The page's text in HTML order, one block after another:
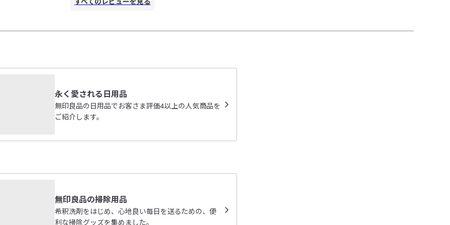
のに時間がかかることと、若干濯ぎ残りがある気がするのが
永く愛される日用品
無印良品の日用品でお客さま評価4以上の人気商品を
ご紹介します。
無印良品の掃除用品
希釈洗剤をはじめ、心地良い毎日を送るための、便
利な掃除グッズを集めました。